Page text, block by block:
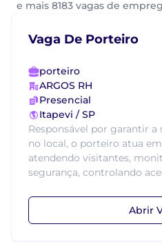
e mais 8183 vagas de
Vaga De Porteiro
porteiro
ARGOS RH
Presencial
Itapevi / SP
Responsável por garantir a
no local, o porteiro atua
atendendo visitantes,
segurança, controlando
Abrir